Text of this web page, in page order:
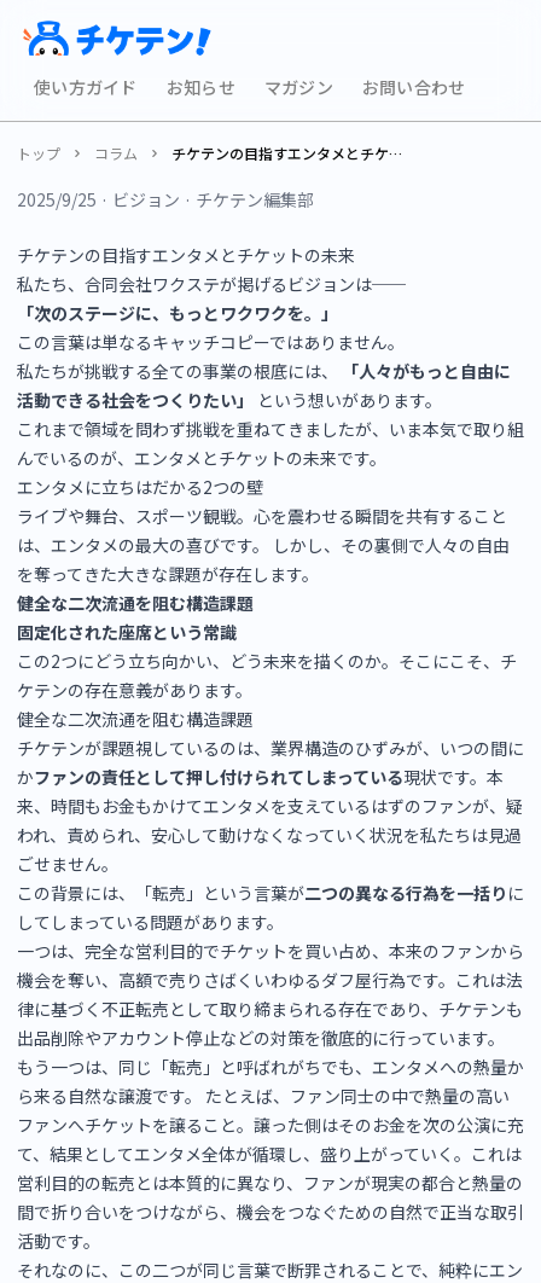
使い方ガイド お知らせ マガジン お問い合わせ
トップ コラム チケテンの目指すエンタメとチケットの未来
2025/9/25 · ビジョン · チケテン編集部
チケテンの目指すエンタメとチケットの未来
私たち、合同会社ワクステが掲げるビジョンは──
「次のステージに、もっとワクワクを。」
この言葉は単なるキャッチコピーではありません。
私たちが挑戦する全ての事業の根底には、
「人々がもっと自由に
活動できる社会をつくりたい」
という想いがあります。
これまで領域を問わず挑戦を重ねてきましたが、いま本気で取り組
んでいるのが、エンタメとチケットの未来です。
エンタメに立ちはだかる2つの壁
ライブや舞台、スポーツ観戦。心を震わせる瞬間を共有すること
は、エンタメの最大の喜びです。 しかし、その裏側で人々の自由
を奪ってきた大きな課題が存在します。
健全な二次流通を阻む構造課題
固定化された座席という常識
この2つにどう立ち向かい、どう未来を描くのか。そこにこそ、チ
ケテンの存在意義があります。
健全な二次流通を阻む構造課題
チケテンが課題視しているのは、業界構造のひずみが、いつの間に
かファンの責任として押し付けられてしまっている現状です。本
来、時間もお金もかけてエンタメを支えているはずのファンが、疑
われ、責められ、安心して動けなくなっていく状況を私たちは見過
ごせません。
この背景には、「転売」という言葉が二つの異なる行為を一括り に
してしまっている問題があります。
一つは、完全な営利目的でチケットを買い占め、本来のファンから
機会を奪い、高額で売りさばくいわゆるダフ屋行為です。これは法
律に基づく不正転売として取り締まられる存在であり、チケテンも
出品削除やアカウント停止などの対策を徹底的に行っています。
もう一つは、同じ「転売」と呼ばれがちでも、エンタメへの熱量か
ら来る自然な譲渡です。 たとえば、ファン同士の中で熱量の高い
ファンへチケットを譲ること。譲った側はそのお金を次の公演に充
て、結果としてエンタメ全体が循環し、盛り上がっていく。これは
営利目的の転売とは本質的に異なり、ファンが現実の都合と熱量の
間で折り合いをつけながら、機会をつなぐための自然で正当な取引
活動です。
それなのに、この二つが同じ言葉で断罪されることで、純粋にエン